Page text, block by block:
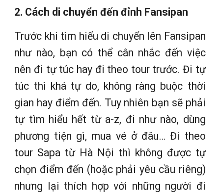
2. Cách di chuyển đến đỉnh Fansipan
Trước khi tìm hiểu di chuyển lên Fansipan
như nào, bạn có thể cân nhắc đến việc
nên đi tự túc hay đi theo tour trước. Đi tự
túc thì khá tự do, không ràng buộc thời
gian hay điểm đến. Tuy nhiên bạn sẽ phải
tự tìm hiểu hết từ a-z, đi như nào, dùng
phương tiện gì, mua vé ở đâu… Đi theo
tour Sapa từ Hà Nội thì không được tự
chọn điểm đến (hoặc phải yêu cầu riêng)
nhưng lại thích hợp với những người đi